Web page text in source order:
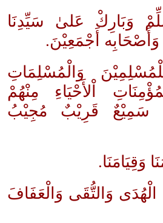
وَبَارِكْ عَلىٰ سَيِّدِنَا
أَجْمَعِيْنَ.
وَالْمُسْلِمَاتِ
اْلأَحْيَاءِ مِنْهُمْ
سَمِيْعٌ قَرِيْبٌ مُجِيْبُ
وَقِيَامَنَا.
الْهُدَى وَالتُّقَى وَالْعَفَافَ